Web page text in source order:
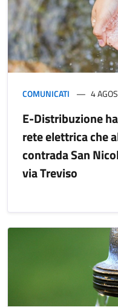
COMUNICATI 4
E-Distribuzione
rete elettrica che
contrada San
via Treviso